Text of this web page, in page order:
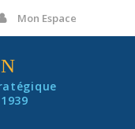
Mon Espace